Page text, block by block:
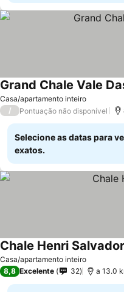
Casa/apartamento inteiro
Grand Chale Vale
/ Pontuação não disponível
Selecione as datas para
exatos.
Casa/apartamento inteiro
Chale Henri Salvador
8,8 Excelente 32 a 13.0